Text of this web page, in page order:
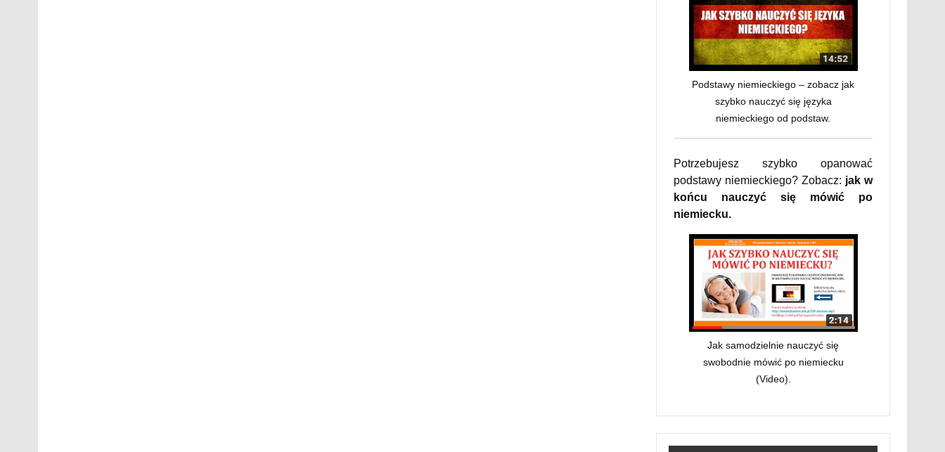
Podstawy niemieckiego – zobacz jak
szybko nauczyć się języka
niemieckiego od podstaw.
Potrzebujesz szybko opanować
podstawy niemieckiego? Zobacz: jak w
końcu nauczyć się mówić po
niemiecku.
Jak samodzielnie nauczyć się
swobodnie mówić po niemiecku
(Video).